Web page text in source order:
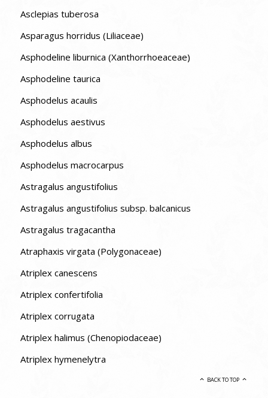
Asclepias tuberosa
Asparagus horridus (Liliaceae)
Asphodeline liburnica (Xanthorrhoeaceae)
Asphodeline taurica
Asphodelus acaulis
Asphodelus aestivus
Asphodelus albus
Asphodelus macrocarpus
Astragalus angustifolius
Astragalus angustifolius subsp. balcanicus
Astragalus tragacantha
Atraphaxis virgata (Polygonaceae)
Atriplex canescens
Atriplex confertifolia
Atriplex corrugata
Atriplex halimus (Chenopiodaceae)
Atriplex hymenelytra
BACK TO TOP